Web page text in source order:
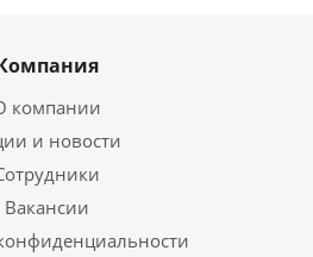
компании
и новости
Вакансии